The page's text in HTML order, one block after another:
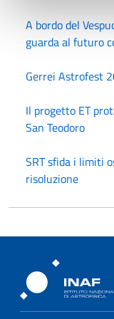
A bordo del
guarda al futuro
Gerrei Astrofest
Il progetto ET
San Teodoro
SRT sfida i limiti
risoluzione
Osservatorio